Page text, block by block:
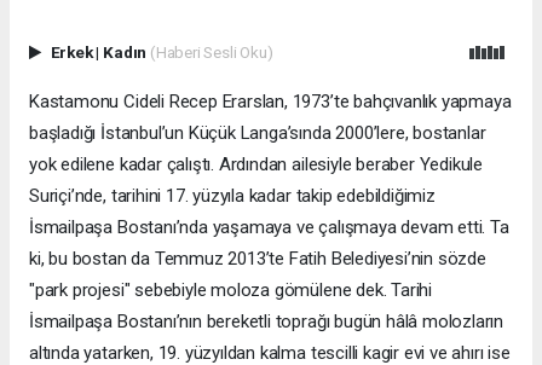
Erkek| Kadın (Haberi Sesli Oku)
Kastamonu Cideli Recep Erarslan, 1973’te bahçıvanlık yapmaya
başladığı İstanbul’un Küçük Langa’sında 2000’lere, bostanlar
yok edilene kadar çalıştı. Ardından ailesiyle beraber Yedikule
Suriçi’nde, tarihini 17. yüzyıla kadar takip edebildiğimiz
İsmailpaşa Bostanı’nda yaşamaya ve çalışmaya devam etti. Ta
ki, bu bostan da Temmuz 2013’te Fatih Belediyesi’nin sözde
"park projesi" sebebiyle moloza gömülene dek. Tarihi
İsmailpaşa Bostanı’nın bereketli toprağı bugün hâlâ molozların
altında yatarken, 19. yüzyıldan kalma tescilli kagir evi ve ahırı ise